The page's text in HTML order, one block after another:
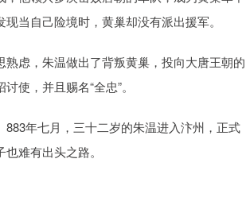
当自己险境时，黄巢却没有派出援军。
虑，朱温做出了背叛黄巢，投向大唐王朝的
使，并且赐名“全忠”。
年七月，三十二岁的朱温进入汴州，正式
难有出头之路。